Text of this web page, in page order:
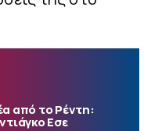
από το Ρέντη:
Εσε